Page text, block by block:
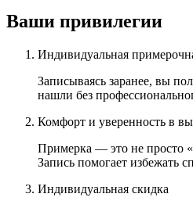
Ваши привилегии
Индивидуальная
Записываясь заранее, вы
нашли без
Комфорт и уверенность в
Примерка — это не просто
Запись помогает избежать
Индивидуальная скидка